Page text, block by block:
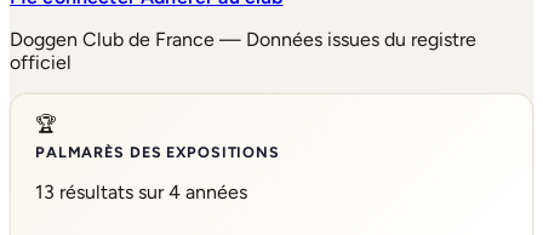
Doggen Club de France — Données issues du registre
officiel
🏆
PALMARÈS DES EXPOSITIONS
13 résultats sur 4 années